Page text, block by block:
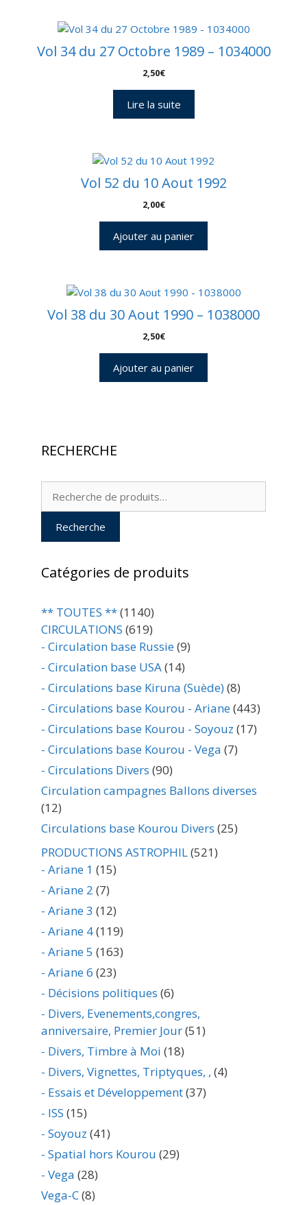
Vol 34 du 27 Octobre 1989 – 1034000
2,50€
Lire la suite
Vol 52 du 10 Aout 1992
2,00€
Ajouter au panier
Vol 38 du 30 Aout 1990 – 1038000
2,50€
Ajouter au panier
RECHERCHE
Recherche
Recherche
Catégories de produits
** TOUTES **(1140)
CIRCULATIONS (619)
- Circulation base Russie(9)
- Circulation base USA(14)
- Circulations base Kiruna (Suède)(8)
- Circulations base Kourou - Ariane(443)
- Circulations base Kourou - Soyouz (17)
- Circulations base Kourou - Vega (7)
- Circulations Divers (90)
Circulation campagnes Ballons diverses
(12)
Circulations base Kourou Divers (25)
PRODUCTIONS ASTROPHIL(521)
- Ariane 1 (15)
- Ariane 2 (7)
- Ariane 3 (12)
- Ariane 4(119)
- Ariane 5 (163)
- Ariane 6 (23)
- Décisions politiques (6)
- Divers, Evenements,congres,
anniversaire, Premier Jour(51)
- Divers, Timbre à Moi (18)
- Divers, Vignettes, Triptyques, , (4)
- Essais et Développement(37)
- ISS (15)
- Soyouz (41)
- Spatial hors Kourou (29)
- Vega (28)
Vega-C(8)